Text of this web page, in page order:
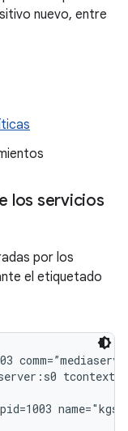
nuevo, entre
los servicios
por los
el etiquetado